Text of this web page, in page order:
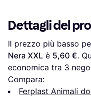
Dettagli del
Il prezzo più basso
Nera XXL è 5,60 €.
economica tra 3
Compara:
Ferplast Animali